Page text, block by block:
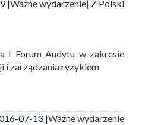
|Ważne wydarzenie| Z Polski
I Forum Audytu w zakresie
i zarządzania ryzykiem
07-13 |Ważne wydarzenie